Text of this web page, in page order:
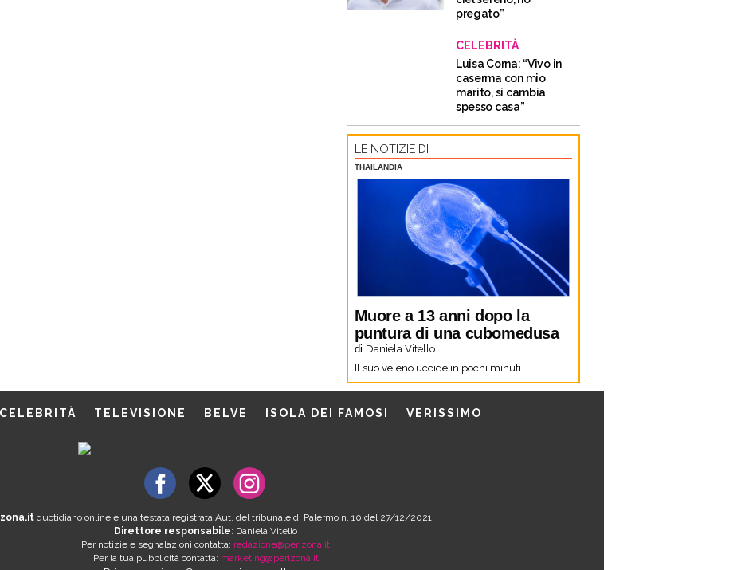
pregato”
CELEBRITÀ
Luisa Corna: “Vivo in
caserma con mio
marito, si cambia
spesso casa”
LE NOTIZIE DI
THAILANDIA
Muore a 13 anni dopo la
puntura di una cubomedusa
di Daniela Vitello
Il suo veleno uccide in pochi minuti
CELEBRITÀ TELEVISIONE BELVE ISOLA DEI FAMOSI VERISSIMO
quotidiano online è una testata registrata Aut. del tribunale di Palermo n. 10 del 27/12/2021
Direttore responsabile: Daniela Vitello
Per notizie e segnalazioni contatta: redazione@perizona.it
Per la tua pubblicità contatta: marketing@perizona.it